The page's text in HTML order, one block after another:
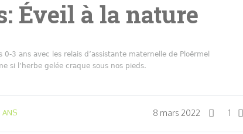
Éveil à la nature
3 ans avec les relais d’assistante maternelle de Ploërmel
si l’herbe gelée craque sous nos pieds.
8 mars 2022 1
ANS